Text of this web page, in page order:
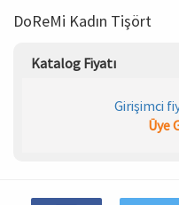
DoReMi Kadın Tişört
Katalog Fiyatı
Girişimci
Üye
KADIN PLAJ GİYİM
KORSE
YÜN ve TERMAL GİYİM